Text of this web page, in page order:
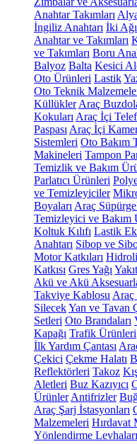
Anahtar Takımları
İngiliz Anahtarı İki
Anahtar ve Takımları
ve Takımları Boru
Balyoz Balta Kesici
Oto Ürünleri Lastik
Oto Teknik
Küllükler Araç
Kokuları Araç İçi
Paspası Araç İçi
Sistemleri Oto Bakım
Makineleri Tampon
Temizlik ve Bakım
Parlatıcı Ürünleri
ve Temizleyiciler
Boyaları Araç
Temizleyici ve Bakım
Koltuk Kılıfı Lastik
Anahtarı Sibop ve
Motor Katkıları
Katkısı Gres Yağı
Akü ve Akü
Takviye Kablosu Araç
SilecekYan ve Tavan
Setleri Oto Brandaları
Kapağı Trafik Ürünleri
İlk Yardım Çantası
Çekici Çekme Halatı
Reflektörleri Takoz
Aletleri Buz Kazıyıcı
Ürünler Antifrizler
Araç Şarj İstasyonları
Malzemeleri Hırdavat
Yönlendirme Levhaları